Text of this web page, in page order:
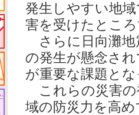
発⽣しやすい地
害を受けたとこ
さらに⽇向灘地
の発⽣が懸念さ
が重要な課題と
これらの災害の
域の防災⼒を⾼